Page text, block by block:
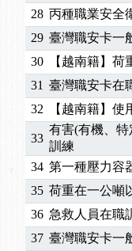
2026/07/08【中
2026/05/06【產
2026/04/24 【製
2025/11/11【中
2025/11/10【中
2025/10/30 【進
2025/08/20【進
2025/08/12
2025/07/06【中
2025/06/06
【進
2025/05/29【進
2025/04/28【進
2025/01/21 「高
28 丙種職業安全
29 臺灣職安卡一
30
【越南籍】
31 臺灣職安卡在
32
【越南籍】
33
有害(有機、
訓練
34 第一種壓力容
35 荷重在一公噸
36 急救人員在職
37 臺灣職安卡一